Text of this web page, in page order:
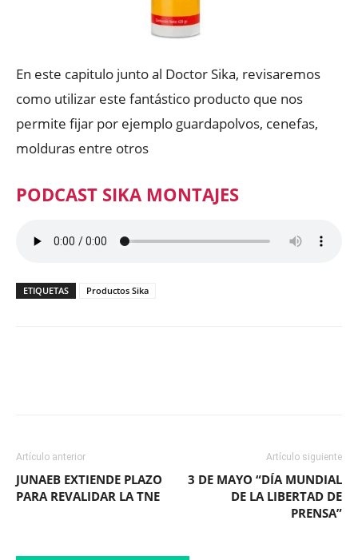
En este capitulo junto al Doctor Sika, revisaremos
como utilizar este fantástico producto que nos
permite fijar por ejemplo guardapolvos, cenefas,
molduras entre otros
PODCAST SIKA MONTAJES
ETIQUETAS Productos Sika
Artículo anterior
JUNAEB EXTIENDE PLAZO
PARA REVALIDAR LA TNE
Artículo siguiente
3 DE MAYO “DÍA MUNDIAL
DE LA LIBERTAD DE
PRENSA”